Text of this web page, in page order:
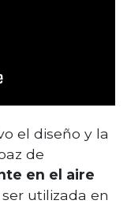
el diseño y la
de
en el aire
utilizada en